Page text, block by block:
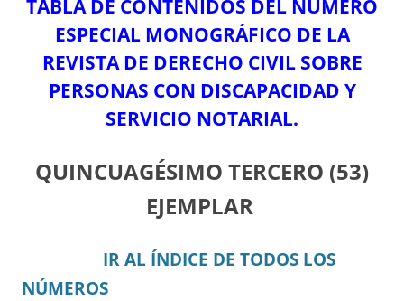
TABLA DE CONTENIDOS DEL NÚMERO
ESPECIAL MONOGRÁFICO DE LA
REVISTA DE DERECHO CIVIL SOBRE
PERSONAS CON DISCAPACIDAD Y
SERVICIO NOTARIAL.
QUINCUAGÉSIMO TERCERO (53)
EJEMPLAR
IR AL ÍNDICE DE TODOS LOS
NÚMEROS